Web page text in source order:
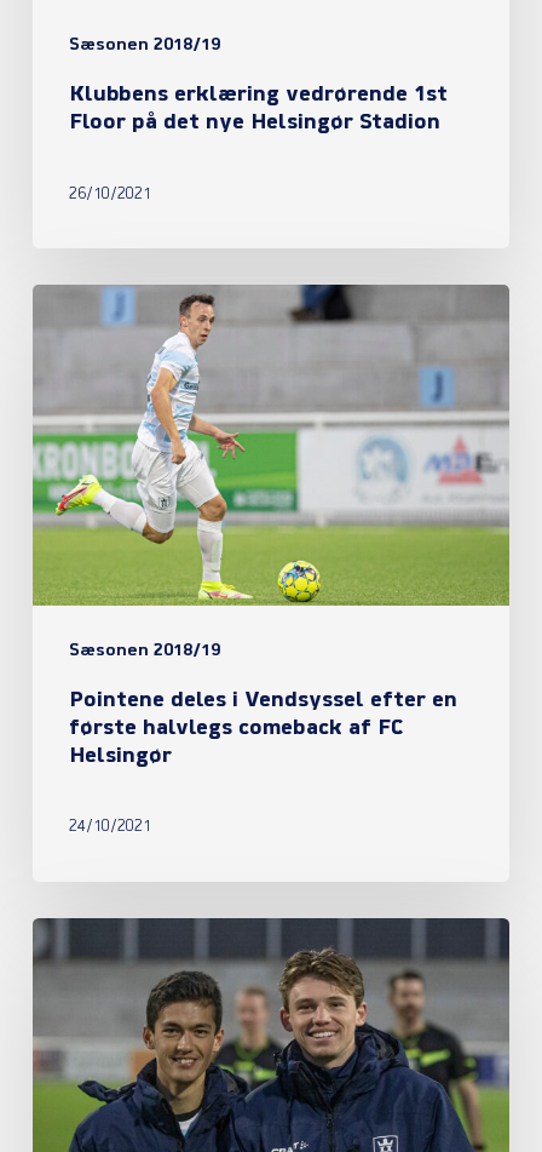
Sæsonen 2018/19
Stadion
Klubbens erklæring vedrørende 1st
Floor på det nye Helsingør Stadion
26/10/2021
Sæsonen 2018/19
Vendsyssel
efter
en
halvlegs
Helsingør
Pointene deles i Vendsyssel efter en
første halvlegs comeback af FC
Helsingør
24/10/2021
Helsingoranere
blevet
udtaget